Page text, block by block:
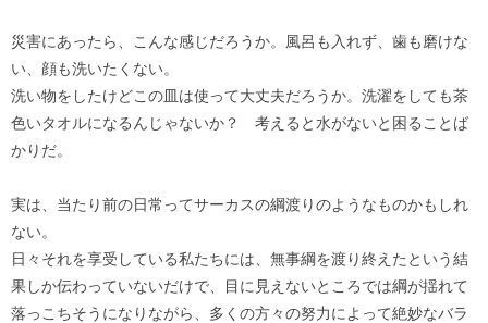
災害にあったら、こんな感じだろうか。風呂も入れず、歯も磨けな
い、顔も洗いたくない。
洗い物をしたけどこの皿は使って大丈夫だろうか。洗濯をしても茶
色いタオルになるんじゃないか？ 考えると水がないと困ることば
かりだ。
実は、当たり前の日常ってサーカスの綱渡りのようなものかもしれ
ない。
日々それを享受している私たちには、無事綱を渡り終えたという結
果しか伝わっていないだけで、目に見えないところでは綱が揺れて
落っこちそうになりながら、多くの方々の努力によって絶妙なバラ